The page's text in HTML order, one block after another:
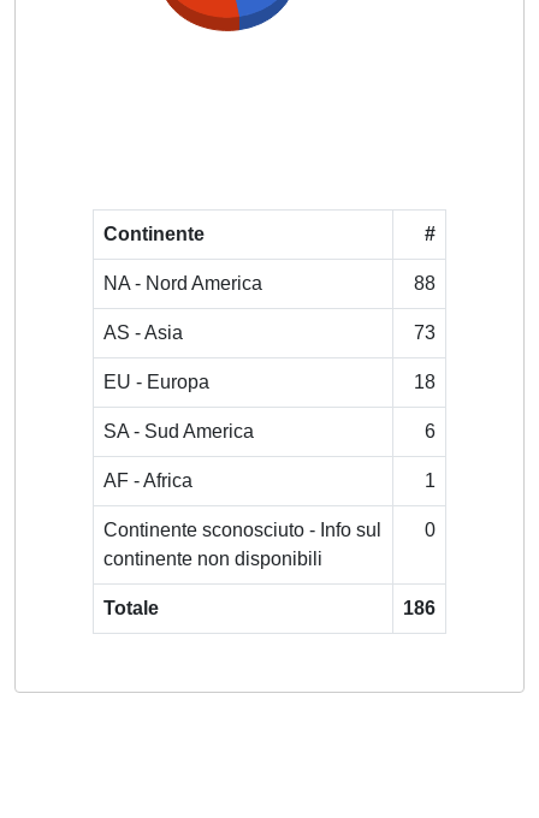
Continente #
NA - Nord America 88
AS - Asia 73
EU - Europa 18
SA - Sud America 6
AF - Africa 1
Continente sconosciuto - Info sul
continente non disponibili
0
Totale 186